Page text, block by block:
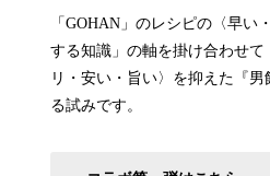
「GOHAN」のレシピの〈早
する知識」の軸を掛け合わせ
リ・安い・旨い〉を抑えた『
る試みです。